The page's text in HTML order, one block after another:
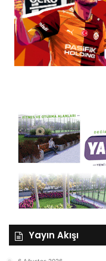
Yayın Akışı